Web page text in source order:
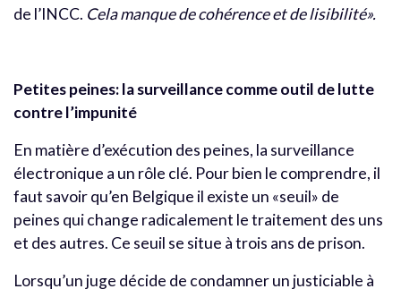
de l’INCC. Cela manque de cohérence et de lisibilité».
Petites peines: la surveillance comme outil de lutte
contre l’impunité
En matière d’exécution des peines, la surveillance
électronique a un rôle clé. Pour bien le comprendre, il
faut savoir qu’en Belgique il existe un «seuil» de
peines qui change radicalement le traitement des uns
et des autres. Ce seuil se situe à trois ans de prison.
Lorsqu’un juge décide de condamner un justiciable à